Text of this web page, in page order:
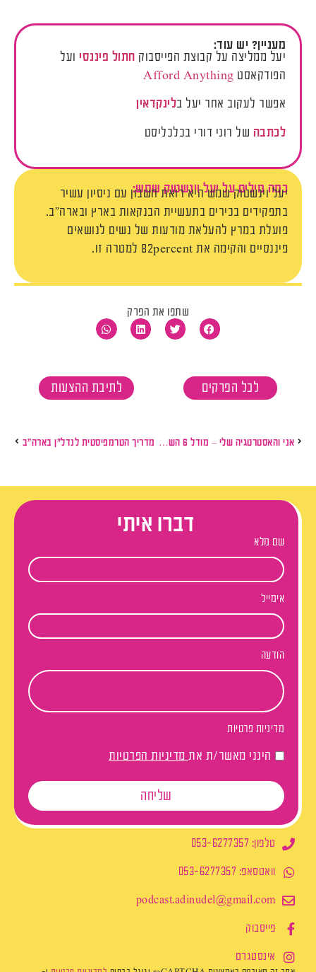
מעניין? יש עוד:
יעל ממליצה על קבוצת הפייסבוק חתול פיננסי ועל
הפודקאסט Afford Anything
אפשר לעקוב אחר יעל בלינקדאין
לכתבה של רוני דורי בכלכליסט
כמה מילים על יעל וינשטוק שמש:
יעל וינשטוק שמש היא רואת חשבון עם ניסיון עשיר
בתפקידים בכירים בתעשיית הבנקאות בארץ ובארה"ב.
פועלת במרץ להעלאת מודעות של נשים לנושאים
פיננסיים והקימה את 82percent למטרה זו.
שתפו את הפרק
לכל הפרקים לתיבת ההצעות
אני והאסטרטגיה שלי – מודל 6 השאלות מדריך הטרמפיסטית לנדל"ן בארה"ב
דברו איתי
שם מלא
אימייל
הודעה
מדיניות פרטיות
הינני מאשר/ת את מדיניות הפרטיות
שליחה
טלפון: 053-6277357
וואטסאפ: 053-6277357
podcast.adinudel@gmail.com​
פייסבוק
אינסטגרם